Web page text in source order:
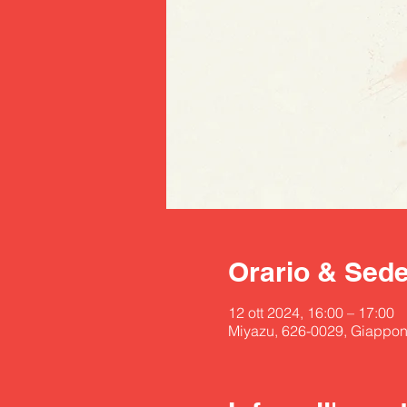
Orario &
12 ott 2024, 16:00 – 17:00
Miyazu, 626-0029,